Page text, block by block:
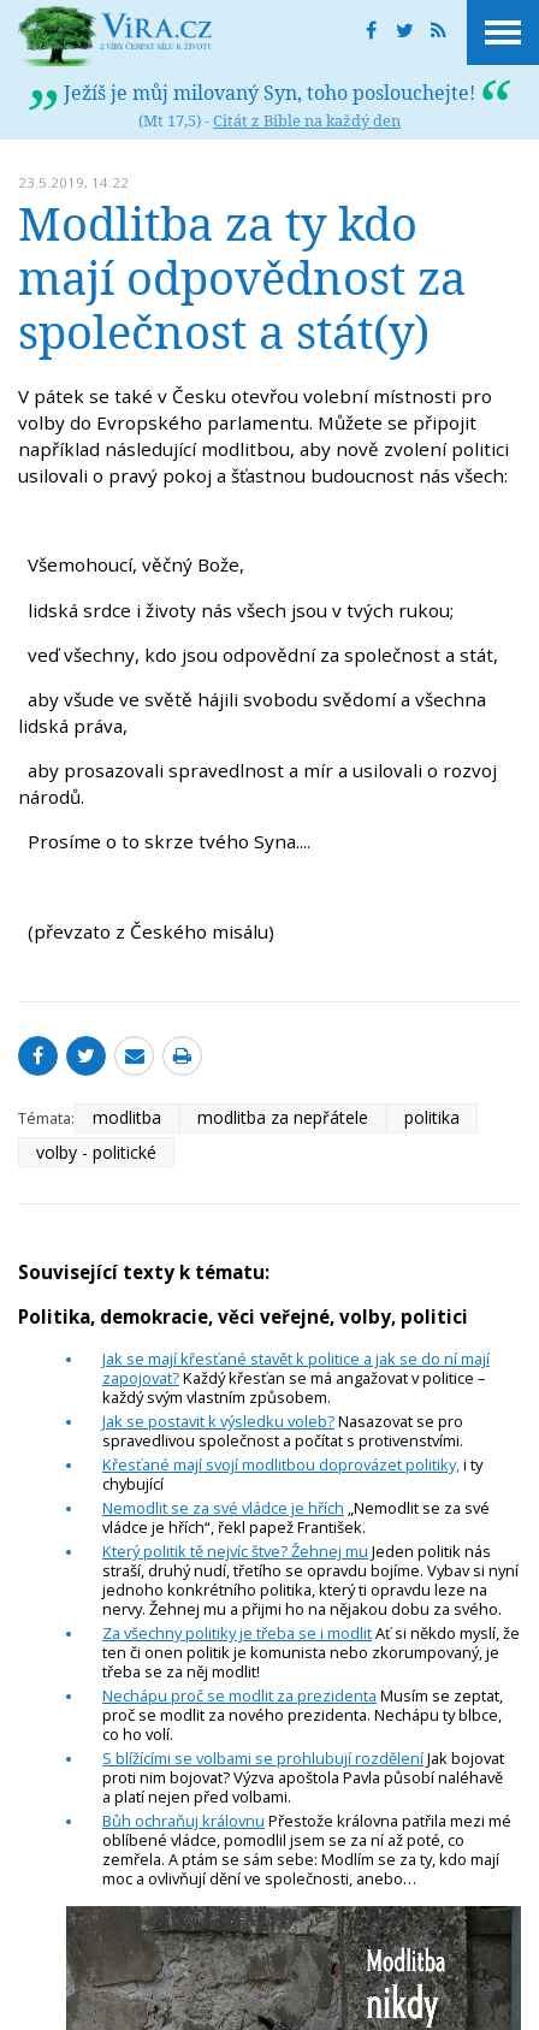
Ježíš je můj milovaný Syn, toho poslouchejte!
(Mt 17,5) -Citát z Bible na každý den
23.5.2019, 14:22
Modlitba za ty kdo
mají odpovědnost za
společnost a stát(y)
V pátek se také v Česku otevřou volební místnosti pro
volby do Evropského parlamentu. Můžete se připojit
například následující modlitbou, aby nově zvolení politici
usilovali o pravý pokoj a šťastnou budoucnost nás všech:
Všemohoucí, věčný Bože,
lidská srdce i životy nás všech jsou v tvých rukou;
veď všechny, kdo jsou odpovědní za společnost a stát,
aby všude ve světě hájili svobodu svědomí a všechna
lidská práva,
aby prosazovali spravedlnost a mír a usilovali o rozvoj
národů.
Prosíme o to skrze tvého Syna....
(převzato z Českého misálu)
Témata: modlitba modlitba za nepřátele
politika
volby - politické
Související texty k tématu:
Politika, demokracie, věci veřejné, volby, politici
Jak se mají křesťané stavět k politice a jak se do ní mají
zapojovat?Každý křesťan se má angažovat v politice –
každý svým vlastním způsobem.
Jak se postavit k výsledku voleb?Nasazovat se pro
spravedlivou společnost a počítat s protivenstvími.
Křesťané mají svojí modlitbou doprovázet politiky,i ty
chybující
Nemodlit se za své vládce je hřích „Nemodlit se za své
vládce je hřích“, řekl papež František.
Který politik tě nejvíc štve? Žehnej mu Jeden politik nás
straší, druhý nudí, třetího se opravdu bojíme. Vybav si nyní
jednoho konkrétního politika, který ti opravdu leze na
nervy. Žehnej mu a přijmi ho na nějakou dobu za svého.
Za všechny politiky je třeba se i modlitAť si někdo myslí, že
ten či onen politik je komunista nebo zkorumpovaný, je
třeba se za něj modlit!
Nechápu proč se modlit za prezidenta Musím se zeptat,
proč se modlit za nového prezidenta. Nechápu ty blbce,
co ho volí.
S blížícími se volbami se prohlubují rozděleníJak bojovat
proti nim bojovat? Výzva apoštola Pavla působí naléhavě
a platí nejen před volbami.
Bůh ochraňuj královnu Přestože královna patřila mezi mé
oblíbené vládce, pomodlil jsem se za ní až poté, co
zemřela. A ptám se sám sebe: Modlím se za ty, kdo mají
moc a ovlivňují dění ve společnosti, anebo…